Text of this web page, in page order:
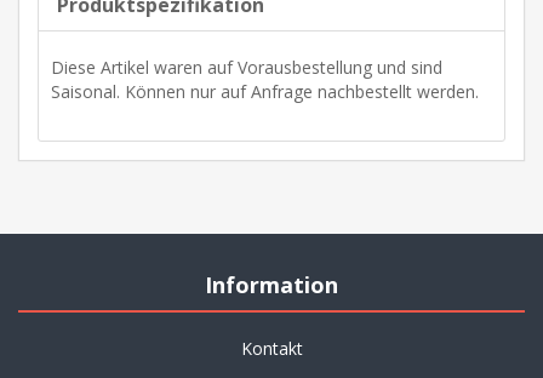
Diese Artikel waren auf Vorausbestellung und sind
Saisonal. Können nur auf Anfrage nachbestellt werden.
Information
Kontakt